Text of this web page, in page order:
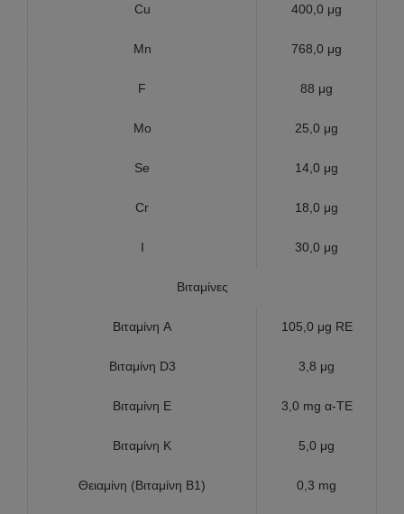
Cu 400,0 μg
Mn 768,0 μg
F 88 μg
Mo 25,0 μg
Se 14,0 μg
Cr 18,0 μg
I 30,0 μg
Βιταμίνες
Βιταμίνη A 105,0 μg RE
Βιταμίνη D3 3,8 μg
Βιταμίνη E 3,0 mg α-TE
Βιταμίνη K 5,0 μg
Θειαμίνη (Βιταμίνη B1) 0,3 mg